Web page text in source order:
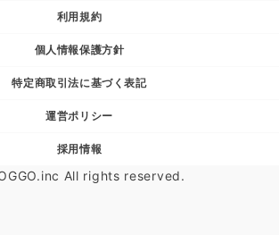
利用規約
個人情報保護方針
特定商取引法に基づく表記
運営ポリシー
採用情報
All rights reserved.